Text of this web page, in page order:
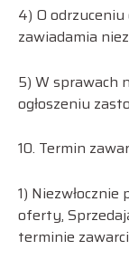
4) O
zawiadamia
5) W sprawach
ogłoszeniu
10. Termin
1)
oferty,
terminie